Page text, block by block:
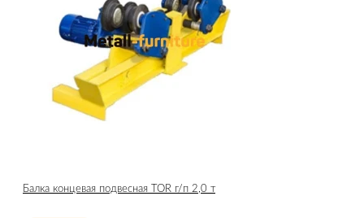
Балка концевая подвесная TOR г/п 2,0 т